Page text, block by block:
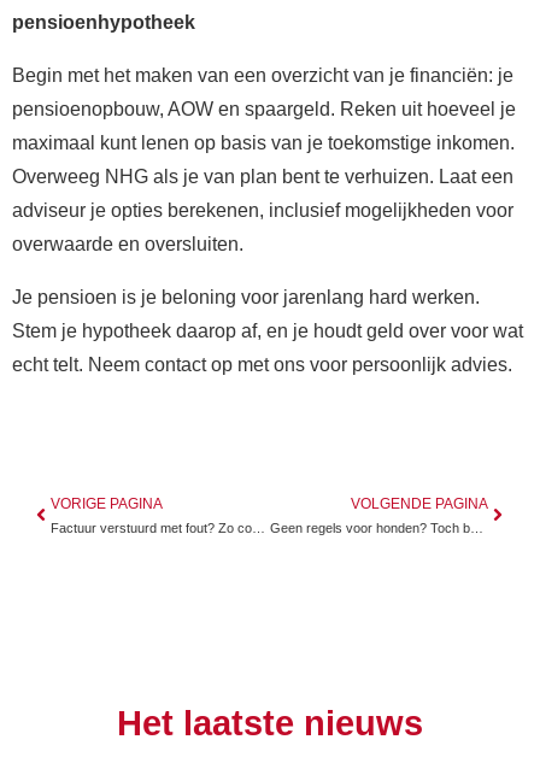
pensioenhypotheek
Begin met het maken van een overzicht van je financiën: je
pensioenopbouw, AOW en spaargeld. Reken uit hoeveel je
maximaal kunt lenen op basis van je toekomstige inkomen.
Overweeg NHG als je van plan bent te verhuizen. Laat een
adviseur je opties berekenen, inclusief mogelijkheden voor
overwaarde en oversluiten.
Je pensioen is je beloning voor jarenlang hard werken.
Stem je hypotheek daarop af, en je houdt geld over voor wat
echt telt. Neem contact op met ons voor persoonlijk advies.
VORIGE PAGINA VOLGENDE PAGINA
Geen regels voor honden? Toch ben jij aansprakelijk
Het laatste nieuws